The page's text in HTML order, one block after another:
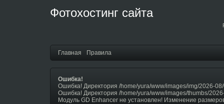
Фотохостинг сайта
Главная Правила
Ошибка!
Ошибка! Директория /home/yura/www/images/img/2026-
Ошибка! Директория /home/yura/www/images/thumbs/
Модуль GD Enhancer не установлен! Изменение